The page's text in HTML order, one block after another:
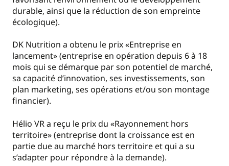
durable, ainsi que la réduction de son empreinte
écologique).
DK Nutrition a obtenu le prix «Entreprise en
lancement» (entreprise en opération depuis 6 à 18
mois qui se démarque par son potentiel de marché,
sa capacité d’innovation, ses investissements, son
plan marketing, ses opérations et/ou son montage
financier).
Hélio VR a reçu le prix du «Rayonnement hors
territoire» (entreprise dont la croissance est en
partie due au marché hors territoire et qui a su
s’adapter pour répondre à la demande).